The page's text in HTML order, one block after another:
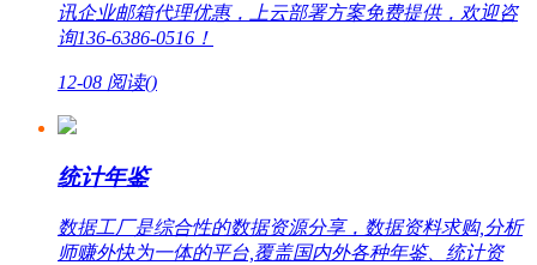
讯企业邮箱代理优惠，上云部署方案免费提供，欢迎咨
询136-6386-0516！
12-08 阅读()
统计年鉴
数据工厂是综合性的数据资源分享，数据资料求购,分析
师赚外快为一体的平台,覆盖国内外各种年鉴、统计资